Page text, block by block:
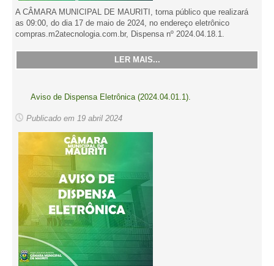
A CÂMARA MUNICIPAL DE MAURITI, torna público que realizará
as 09:00, do dia 17 de maio de 2024, no endereço eletrônico
compras.m2atecnologia.com.br, Dispensa nº 2024.04.18.1.
LER MAIS...
Aviso de Dispensa Eletrônica (2024.04.01.1).
Publicado em 19 abril 2024